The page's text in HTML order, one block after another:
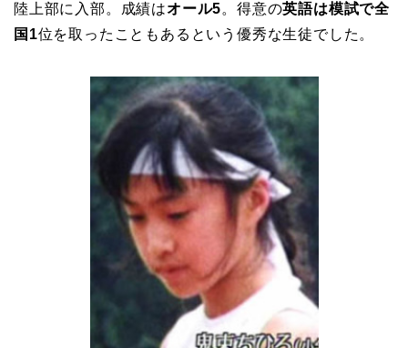
陸上部に入部。成績はオール5。得意の英語は模試で全
国1位を取ったこともあるという優秀な生徒でした。